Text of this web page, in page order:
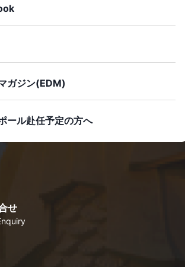
ガジン(EDM)
ール赴任予定の方へ
せ